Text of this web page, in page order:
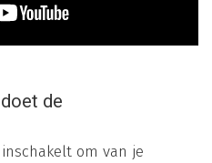
de
om van je